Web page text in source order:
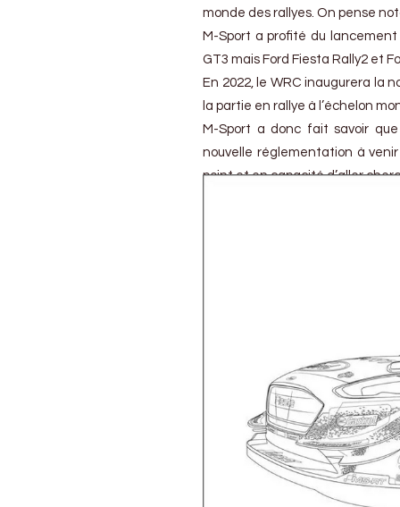
monde des rallyes. On pense
M-Sport a profité du
GT3 mais Ford Fiesta Rally2 et
En 2022, le WRC inaugurera la
la partie en rallye à l’échelon
M-Sport a donc fait savoir
nouvelle réglementation à
point et en capacité d’aller